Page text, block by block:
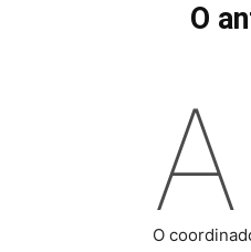
O
A
O